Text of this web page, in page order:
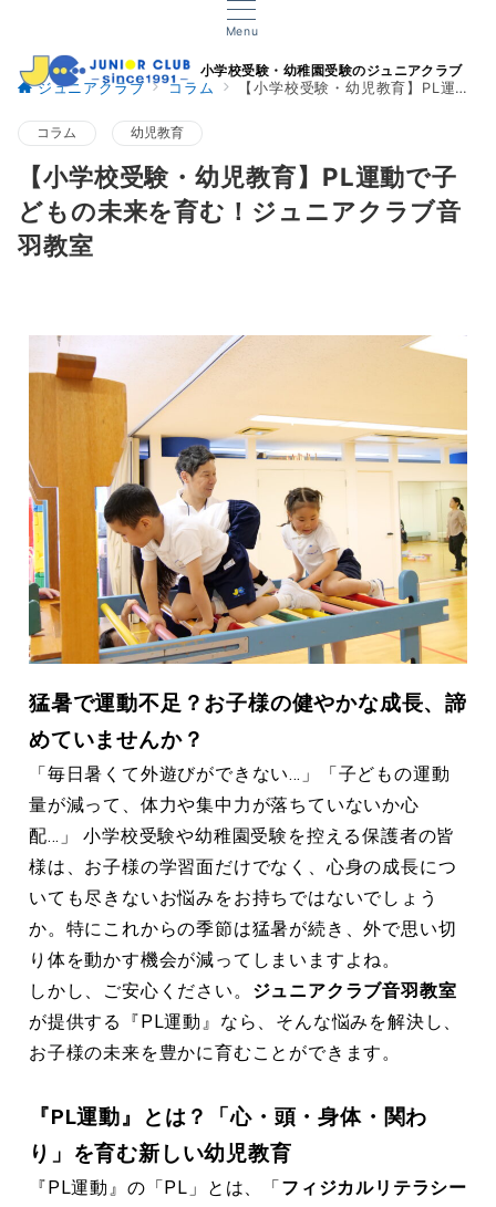
Menu
小学校受験・幼稚園受験のジュニアクラブ
ジュニアクラブ コラム 【小学校受験・幼児教育】PL運動で子どもの未来を育む！ジュニアクラブ音羽教室
コラム 幼児教育
【小学校受験・幼児教育】PL運動で子
どもの未来を育む！ジュニアクラブ音
羽教室
猛暑で運動不足？お子様の健やかな成長、諦
めていませんか？
「毎日暑くて外遊びができない…」「子どもの運動
量が減って、体力や集中力が落ちていないか心
配…」 小学校受験や幼稚園受験を控える保護者の皆
様は、お子様の学習面だけでなく、心身の成長につ
いても尽きないお悩みをお持ちではないでしょう
か。特にこれからの季節は猛暑が続き、外で思い切
り体を動かす機会が減ってしまいますよね。
しかし、ご安心ください。 ジュニアクラブ音羽教室
が提供する『PL運動』なら、そんな悩みを解決し、
お子様の未来を豊かに育むことができます。
『PL運動』とは？「心・頭・身体・関わ
り」を育む新しい幼児教育
『PL運動』の「PL」とは、「フィジカルリテラシー